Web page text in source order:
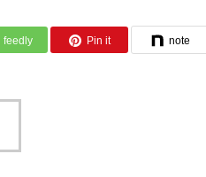
feedly Pin it note